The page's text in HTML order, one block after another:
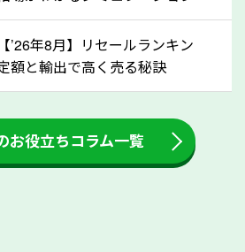
自動車税の還付金を受け取ること
す。廃車買取業者の中には、還
しない業者もあります。廃車査定
車税の還付金の返還があるかどう
してください。徳島県のソコカラ
’26年8月】リセールランキン
額と輸出で高く売る秘訣
お役立ちコラム一覧